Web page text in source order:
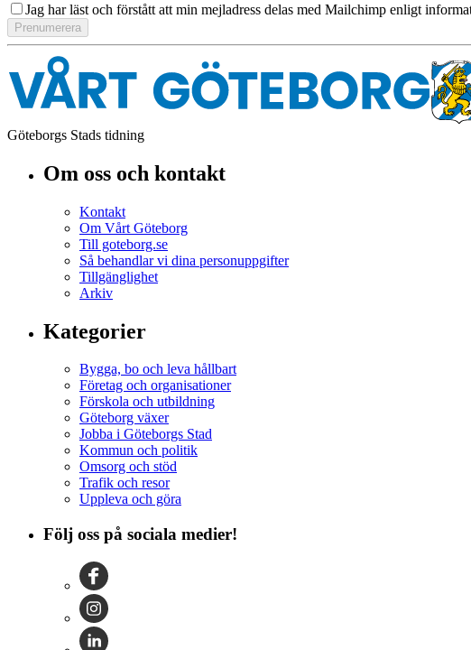
Jag har läst och förstått att min mejladress delas med Mailchimp enligt
Göteborgs Stads tidning
Om oss och kontakt
Kontakt
Om Vårt Göteborg
Till goteborg.se
Så behandlar vi dina personuppgifter
Tillgänglighet
Arkiv
Kategorier
Bygga, bo och leva hållbart
Företag och organisationer
Förskola och utbildning
Göteborg växer
Jobba i Göteborgs Stad
Kommun och politik
Omsorg och stöd
Trafik och resor
Uppleva och göra
Följ oss på sociala medier!